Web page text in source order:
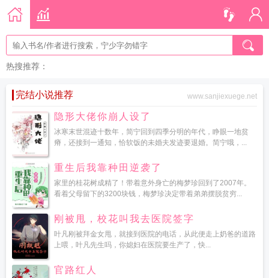
热搜推荐：
完结小说推荐 www.sanjiexuege.net
隐形大佬你崩人设了
冰寒末世混迹十数年，简宁回到四季分明的年代，睁眼一地贫
瘠，还接到一通知，恰软饭的未婚夫发迹要退婚。简宁哦，...
重生后我靠种田逆袭了
家里的桂花树成精了！带着意外身亡的梅梦珍回到了2007年。
看着父母留下的3200块钱，梅梦珍决定带着弟弟摆脱贫穷...
刚被甩，校花叫我去医院签字
叶凡刚被拜金女甩，就接到医院的电话，从此便走上奶爸的道路
上喂，叶凡先生吗，你媳妇在医院要生产了，快...
官路红人